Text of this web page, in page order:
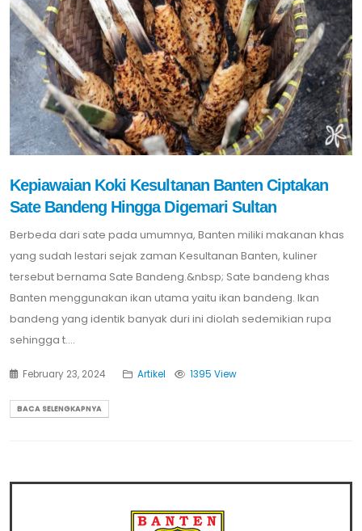
Kepiawaian Koki Kesultanan Banten Ciptakan
Sate Bandeng Hingga Digemari Sultan
Berbeda dari sate pada umumnya, Banten miliki makanan khas
yang sudah lestari sejak zaman Kesultanan Banten, kuliner
tersebut bernama Sate Bandeng.&nbsp; Sate bandeng khas
Banten menggunakan ikan utama yaitu ikan bandeng. Ikan
bandeng yang identik banyak duri ini diolah sedemikian rupa
sehingga t....
February 23, 2024 Artikel 1395 View
BACA SELENGKAPNYA